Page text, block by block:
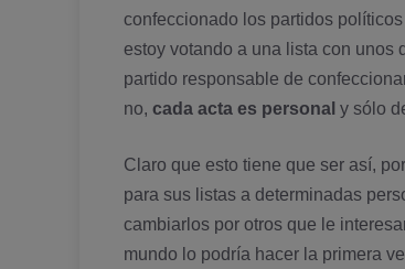
confeccionado los partidos
estoy votando a una lista con unos
partido responsable de
no, cada acta es personal y sólo
Claro que esto tiene que ser así­,
para sus listas a determinadas
cambiarlos por otros que le
mundo lo podrí­a hacer la primera